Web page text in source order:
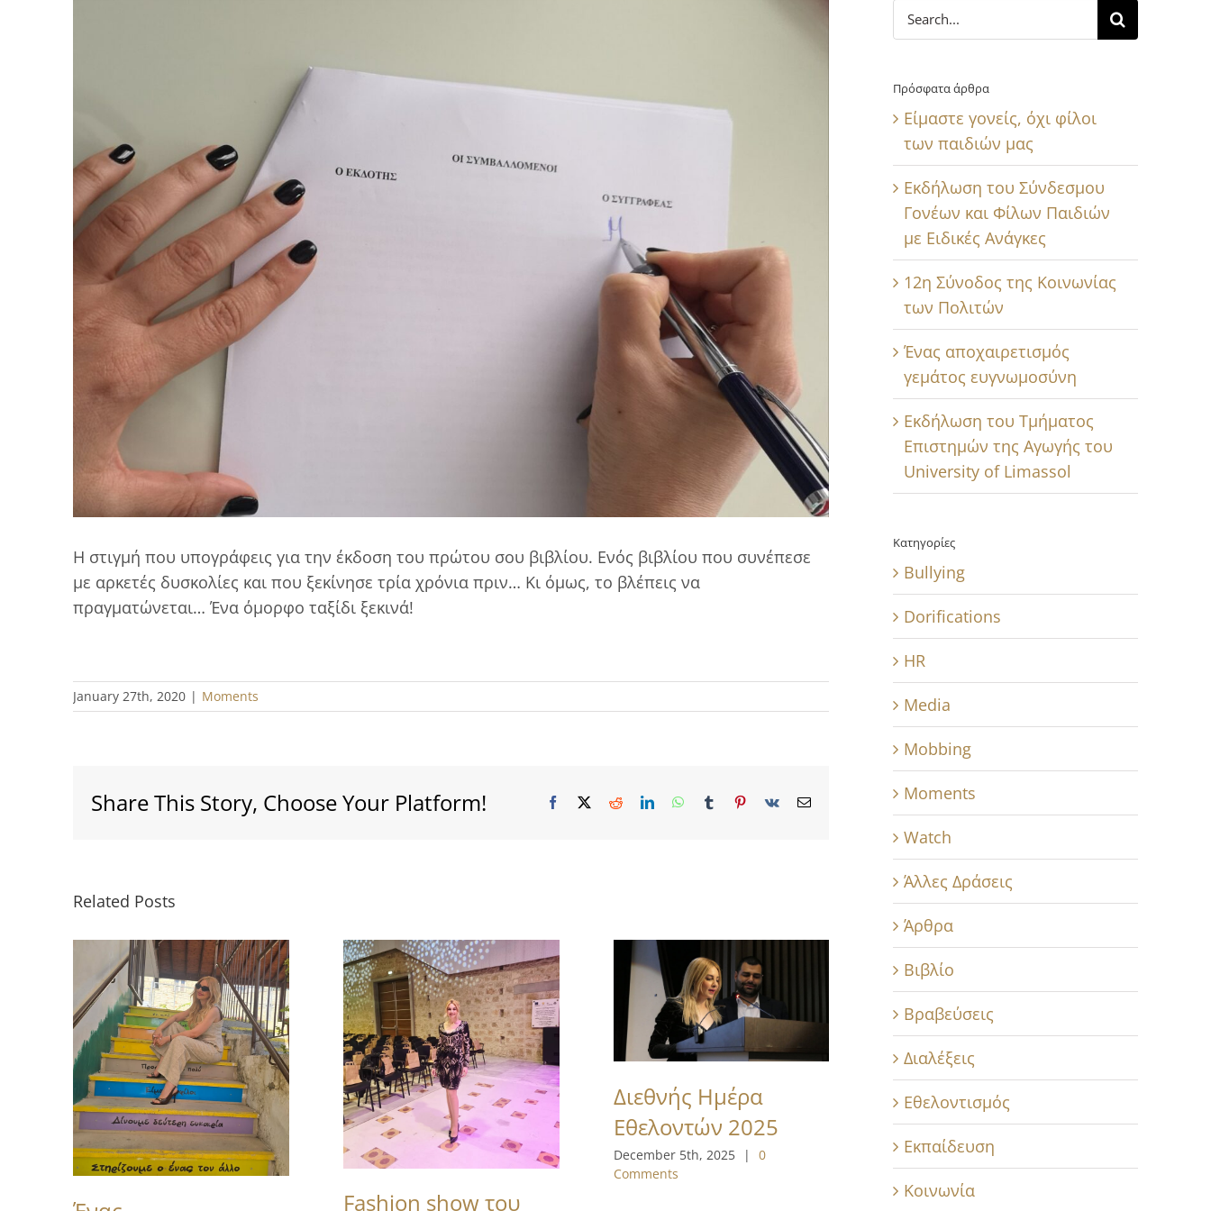
Η στιγμή που υπογράφεις για την έκδοση του πρώτου σου βιβλίου. Ενός βιβλίου που συνέπεσε
με αρκετές δυσκολίες και που ξεκίνησε τρία χρόνια πριν… Κι όμως, το βλέπεις να
πραγματώνεται… Ένα όμορφο ταξίδι ξεκινά!
January 27th, 2020 | Moments
Share This Story, Choose Your Platform! Facebook RedditLinkedInWhatsApp
Tumblr Pinterest
Vk Email
Related Posts
Fashion show του
Διεθνής Ημέρα
Εθελοντών 2025
December 5th, 2025 |
0
Comments
Search
for:
Πρόσφατα άρθρα
Είμαστε γονείς, όχι φίλοι
των παιδιών μας
Εκδήλωση του Σύνδεσμου
Γονέων και Φίλων Παιδιών
με Ειδικές Ανάγκες
12η Σύνοδος της Κοινωνίας
των Πολιτών
Ένας αποχαιρετισμός
γεμάτος ευγνωμοσύνη
Εκδήλωση του Τμήματος
Επιστημών της Αγωγής του
University of Limassol
Κατηγορίες
Bullying
Dorifications
HR
Media
Mobbing
Moments
Watch
Άλλες Δράσεις
Άρθρα
Βιβλίο
Βραβεύσεις
Διαλέξεις
Εθελοντισμός
Εκπαίδευση
Κοινωνία